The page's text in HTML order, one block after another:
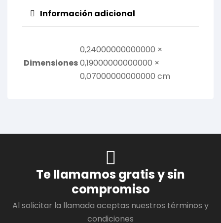
Información adicional
Dimensiones
0,24000000000000 ×
0,19000000000000 ×
0,07000000000000 cm
Te llamamos gratis y sin
compromiso
Al solicitar la llamada aceptas nuestros términos y
condiciones